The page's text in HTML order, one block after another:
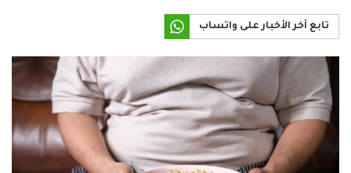
تابع آخر الأخبار على واتساب